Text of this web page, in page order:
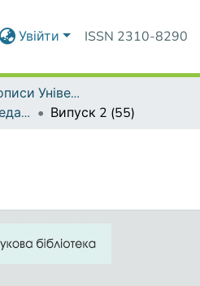
Увійти ISSN 2310-8290
Наукові часописи Університету
Серія 15. Науково-педагогічні проблеми фізичної культури (фізична культура і спорт)
Випуск 2 (55)